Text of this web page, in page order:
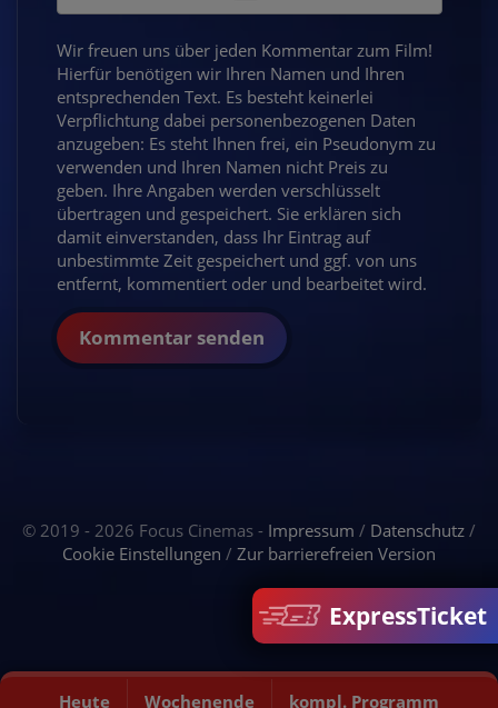
Heute Wochenende kompl. Programm
ExpressTicket
Wir freuen uns über jeden Kommentar zum Film!
Hierfür benötigen wir Ihren Namen und Ihren
entsprechenden Text. Es besteht keinerlei
Verpflichtung dabei personenbezogenen Daten
anzugeben: Es steht Ihnen frei, ein Pseudonym zu
verwenden und Ihren Namen nicht Preis zu
geben. Ihre Angaben werden verschlüsselt
übertragen und gespeichert. Sie erklären sich
damit einverstanden, dass Ihr Eintrag auf
unbestimmte Zeit gespeichert und ggf. von uns
entfernt, kommentiert oder und bearbeitet wird.
Kommentar senden
© 2019 - 2026 Focus Cinemas - Impressum / Datenschutz /
Cookie Einstellungen / Zur barrierefreien Version